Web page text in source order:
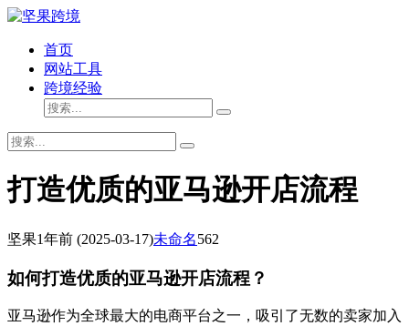
首页
网站工具
跨境经验
打造优质的亚马逊开店流程
坚果1年前 (2025-03-17)未命名562
如何打造优质的亚马逊开店流程？
亚马逊作为全球最大的电商平台之一，吸引了无数的卖家加入